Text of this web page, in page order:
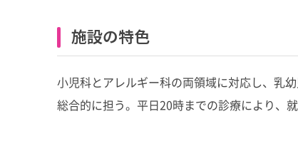
施設の特色
小児科とアレルギー科の両領域に対応し、乳
総合的に担う。平日20時までの診療により、